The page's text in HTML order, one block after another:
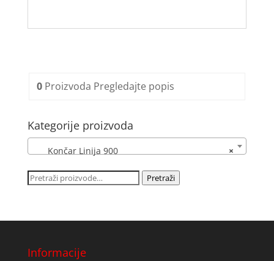
0Proizvoda Pregledajte popis
Kategorije proizvoda
×
Končar Linija 900
Pretraži: Pretraži
Informacije